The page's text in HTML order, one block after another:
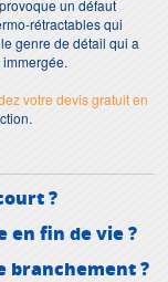
un défaut
rétractables qui
genre de détail qui a
votre devis gratuit en
?
en fin de vie ?
branchement ?